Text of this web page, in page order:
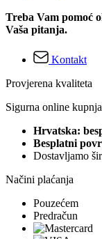
Treba Vam pomoć
Vaša pitanja.
Kontakt
Provjerena kvaliteta
Sigurna online kupnja
Hrvatska:
Besplatni
Dostavljamo
Načini plaćanja
Pouzećem
Predračun